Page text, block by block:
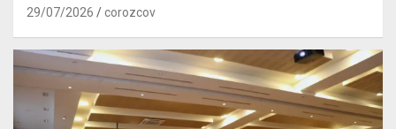
29/07/2026 corozcov